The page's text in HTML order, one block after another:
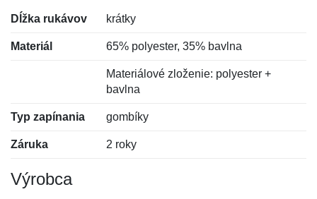
Dĺžka rukávov krátky
Materiál 65% polyester, 35% bavlna
Materiálové zloženie: polyester +
bavlna
Typ zapínania gombíky
Záruka 2 roky
Výrobca